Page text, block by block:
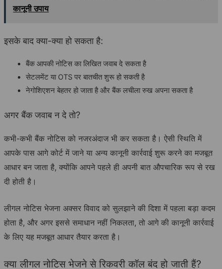
कानूनी उपाय
इसके बाद क्या-क्या हो सकता है:
बैंक आपकी नोटिस का लिखित जवाब दे सकता है
सेटलमेंट या OTS पर बातचीत शुरू हो सकती है
नेगोशिएशन बेहतर हो जाता है और बैंक लचीला रुख अपना सकता है
अगर बैंक जवाब न दे तो?
कभी-कभी बैंक नोटिस को नजरअंदाज भी कर सकता है। ऐसी स्थिति में
आपके पास आगे कोर्ट में जाने या अन्य कानूनी कार्रवाई शुरू करने का मजबूत
आधार बन जाता है, क्योंकि आपने पहले ही अपनी बात औपचारिक रूप से रख
दी होती है।
लीगल नोटिस भेजना अक्सर विवाद को सुलझाने की दिशा में पहला बड़ा कदम
होता है, और अगर इससे समाधान नहीं निकलता, तो आगे की कानूनी कार्रवाई
के लिए यह मजबूत आधार तैयार करता है।
क्या लीगल नोटिस भेजने से रिकवरी कॉल बंद हो जाती हैं?